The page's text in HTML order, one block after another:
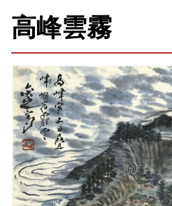
新生訓導處
蛋殼畫
主題探索
背景知識
關於我們
意見信箱
高峰雲霧